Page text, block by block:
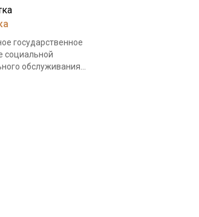
государственное
социальной
обслуживания...